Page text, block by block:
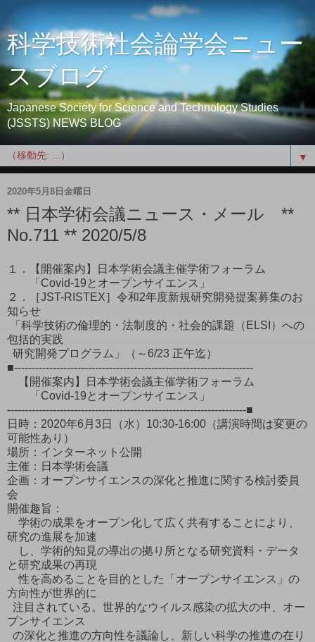
科学技術社会論学会ニュー
スブログ
Japanese Society for Science and Technology Studies
(JSSTS) NEWS BLOG
▼
2020年5月8日金曜日
** 日本学術会議ニュース・メール **
No.711 ** 2020/5/8
１．【開催案内】日本学術会議主催学術フォーラム
「Covid-19とオープンサイエンス」
２．［JST-RISTEX］令和2年度新規研究開発提案募集のお
知らせ
「科学技術の倫理的・法制度的・社会的課題（ELSI）への
包括的実践
研究開発プログラム」（～6/23 正午迄）
■--------------------------------------------------------------------
【開催案内】日本学術会議主催学術フォーラム
「Covid-19とオープンサイエンス」
--------------------------------------------------------------------■
日時：2020年6月3日（水）10:30-16:00（講演時間は変更の
可能性あり）
場所：インターネット公開
主催：日本学術会議
企画：オープンサイエンスの深化と推進に関する検討委員
会
開催趣旨：
学術の成果をオープン化して広く共有することにより、
研究の進展を加速
し、学術的知見の導出の拠り所となる研究資料・データ
と研究成果の再現
性を高めることを目的とした「オープンサイエンス」の
方向性が世界的に
注目されている。世界的なウイルス感染の拡大の中、オー
プンサイエンス
の深化と推進の方向性を議論し、新しい科学の推進の在り